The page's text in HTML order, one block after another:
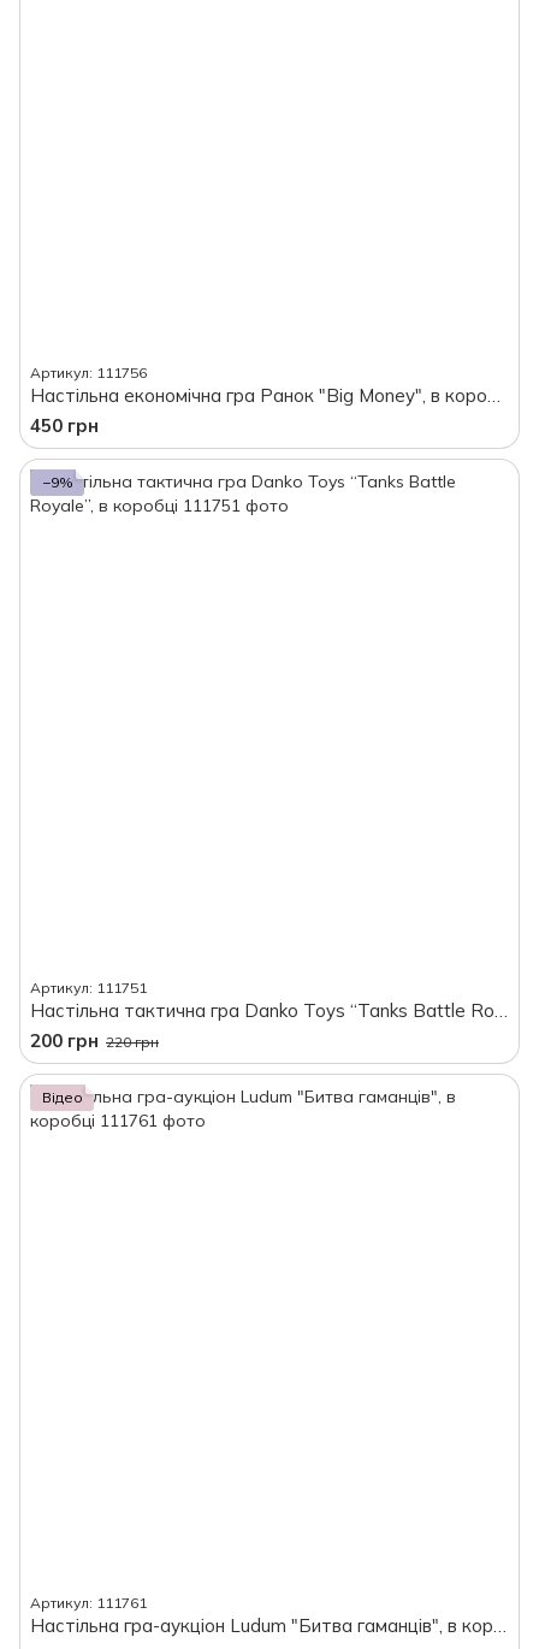
Артикул: 111756
Настільна економічна гра Ранок "Big Money", в коробці
450 грн
−9%
Артикул: 111751
Настільна тактична гра Danko Toys “Tanks Battle Royale”, в коробці
200 грн 220 грн
Відео
Артикул: 111761
Настільна гра-аукціон Ludum "Битва гаманців", в коробці